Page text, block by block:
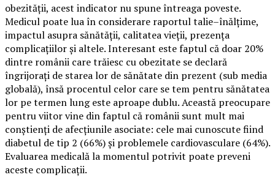
obezității, acest indicator nu spune întreaga poveste.
Medicul poate lua în considerare raportul talie–înălțime,
impactul asupra sănătății, calitatea vieții, prezența
complicațiilor și altele. Interesant este faptul că doar 20%
dintre românii care trăiesc cu obezitate se declară
îngrijorați de starea lor de sănătate din prezent (sub media
globală), însă procentul celor care se tem pentru sănătatea
lor pe termen lung este aproape dublu. Această preocupare
pentru viitor vine din faptul că românii sunt mult mai
conștienți de afecțiunile asociate: cele mai cunoscute fiind
diabetul de tip 2 (66%) și problemele cardiovasculare (64%).
Evaluarea medicală la momentul potrivit poate preveni
aceste complicații.